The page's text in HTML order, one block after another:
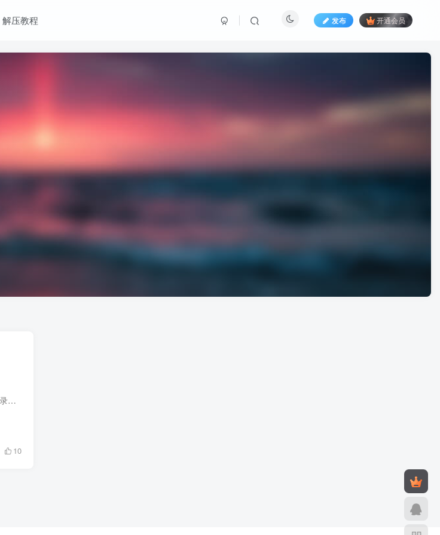
解压教程 发布 开通会员
合集目录在预览图下面 包内原图 – 无水印 – 更清晰 合集目录：(持续更新…) [12.3]rioko凉凉子 – NO.152 碧蓝航线 近江+浅间[60P-646.5M]✦自购✦[8.12]rioko凉凉子 – NO.151 碧蓝航线 大凤...
10